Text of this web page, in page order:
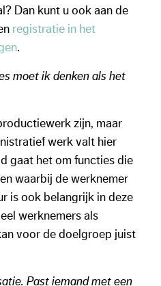
Dan kunt u ook aan de
registratie in het
.
moet ik denken als het
zijn, maar
werk valt hier
gaat het om functies die
waarbij de werknemer
is ook belangrijk in deze
werknemers als
voor de doelgroep juist
Past iemand met een